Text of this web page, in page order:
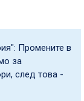
Промените в
за
след това -